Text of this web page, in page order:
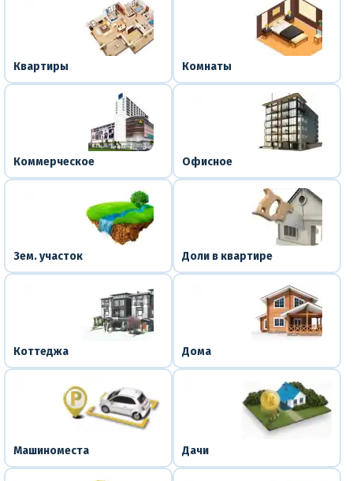
Квартиры Комнаты
Коммерческое Офисное
Зем. участок Доли в квартире
Коттеджа Дома
Машиноместа Дачи